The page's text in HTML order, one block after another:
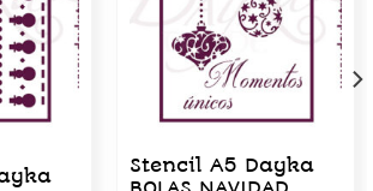
Stencil A5 Dayka